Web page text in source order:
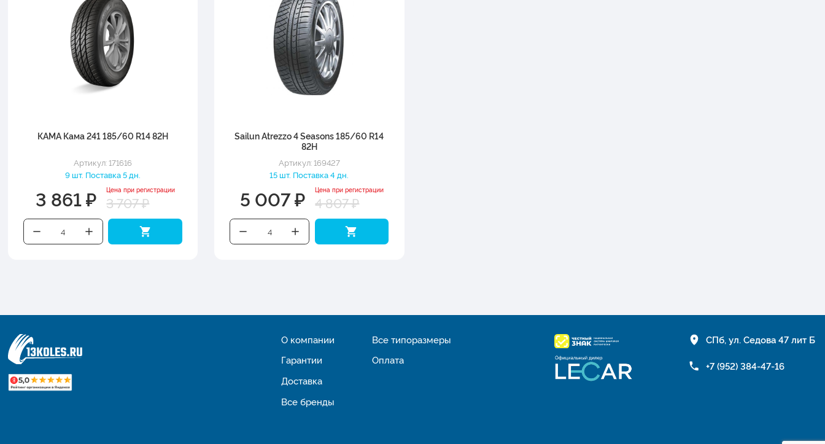
КАМА Кама 241 185/60 R14 82H
Артикул: 171616
9 шт. Поставка 5 дн.
3 861 ₽ Цена при регистрации
3 707 ₽
Sailun Atrezzo 4 Seasons 185/60 R14
82H
Артикул: 169427
15 шт. Поставка 4 дн.
5 007 ₽ Цена при регистрации
4 807 ₽
О компании
Гарантии
Доставка
Все бренды
Все типоразмеры
Оплата
СПб, ул. Седова 47 лит Б
+7 (952) 384-47-16